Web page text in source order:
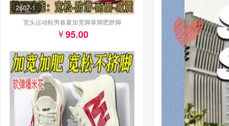
2607-1
宽头运动鞋男春夏加宽脚掌脚肥胖脚
95.00